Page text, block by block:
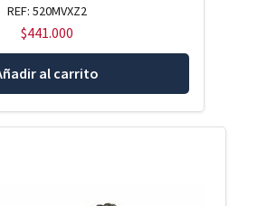
REF: 520MVXZ2
$441.000
al carrito